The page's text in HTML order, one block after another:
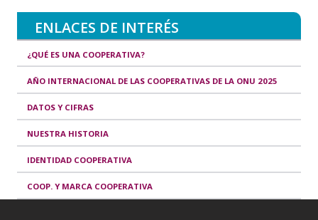
ENLACES DE INTERÉS
¿QUÉ ES UNA COOPERATIVA?
AÑO INTERNACIONAL DE LAS COOPERATIVAS DE LA ONU 2025
DATOS Y CIFRAS
NUESTRA HISTORIA
IDENTIDAD COOPERATIVA
COOP. Y MARCA COOPERATIVA